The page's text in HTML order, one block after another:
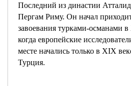
Последний из династии
Пергам Риму. Он начал
завоевания турками-османами
когда европейские
месте начались только в XIX
Турция.